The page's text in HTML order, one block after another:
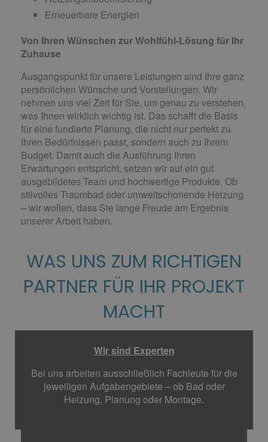
Erneuerbare Energien
Von Ihren Wünschen zur Wohlfühl-Lösung für Ihr
Zuhause
Ausgangspunkt für unsere Leistungen sind Ihre ganz
persönlichen Wünsche und Vorstellungen. Wir
nehmen uns viel Zeit für Sie, um genau zu verstehen,
was Ihnen wirklich wichtig ist. Das schafft die Basis
für eine fundierte Planung, die nicht nur perfekt zu
Ihren Bedürfnissen passt, sondern auch zu Ihrem
Budget. Damit auch die Ausführung Ihren
Erwartungen entspricht, setzen wir auf ein gut
ausgebildetes Team und hochwertige Produkte. Ob
stilvolles Traumbad oder umweltschonende Heizung
– wir wollen, dass Sie lange Freude am Ergebnis
unserer Arbeit haben.
WAS UNS ZUM RICHTIGEN
PARTNER FÜR IHR PROJEKT
MACHT
Wir sind Experten
Bei uns arbeiten ausschließlich Fachleute für die
jeweiligen Aufgabengebiete – ob Bad oder
Heizung, Planung oder Montage.